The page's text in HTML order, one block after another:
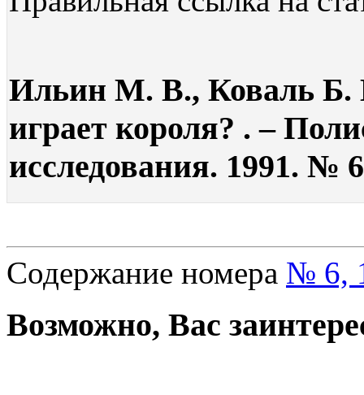
Ильин М. В., Коваль Б.
играет короля? . –
исследования. 1991. №
Содержание номера № 6,
Возможно, Вас